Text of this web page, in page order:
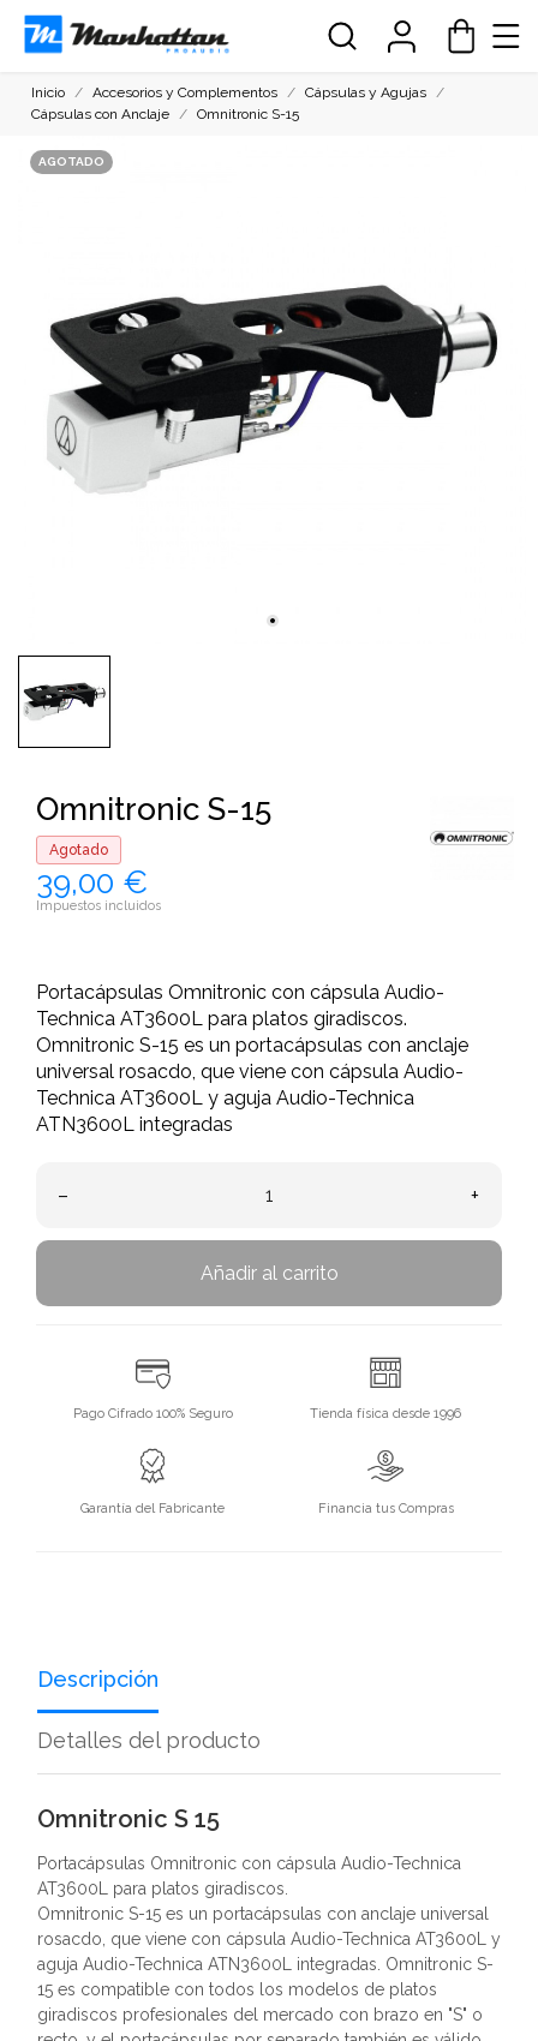
Inicio Accesorios y Complementos
Cápsulas y Agujas
Cápsulas con Anclaje
Omnitronic S-15
AGOTADO
Omnitronic S-15
Agotado
39,00 €
Impuestos incluidos
Portacápsulas Omnitronic con cápsula Audio-
Technica AT3600L para platos giradiscos.
Omnitronic S-15 es un portacápsulas con anclaje
universal rosacdo, que viene con cápsula Audio-
Technica AT3600L y aguja Audio-Technica
ATN3600L integradas
– +
Añadir al carrito
Pago Cifrado 100% Seguro Tienda física desde 1996
Garantía del Fabricante Financia tus Compras
Descripción
Detalles del producto
Omnitronic S 15
Portacápsulas Omnitronic con cápsula Audio-Technica
AT3600L para platos giradiscos.
Omnitronic S-15 es un portacápsulas con anclaje universal
rosacdo, que viene con cápsula Audio-Technica AT3600L y
aguja Audio-Technica ATN3600L integradas. Omnitronic S-
15 es compatible con todos los modelos de platos
giradiscos profesionales del mercado con brazo en "S" o